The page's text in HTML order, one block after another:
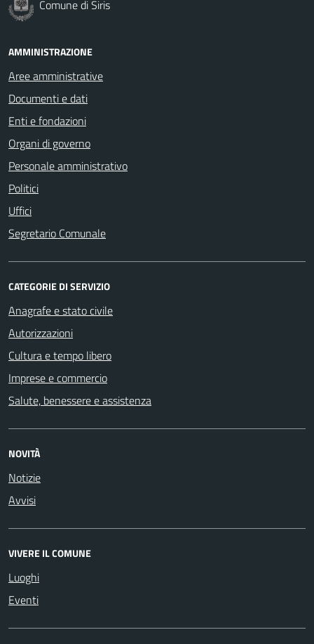
Comune di Siris
AMMINISTRAZIONE
Aree amministrative
Documenti e dati
Enti e fondazioni
Organi di governo
Personale amministrativo
Politici
Uffici
Segretario Comunale
CATEGORIE DI SERVIZIO
Anagrafe e stato civile
Autorizzazioni
Cultura e tempo libero
Imprese e commercio
Salute, benessere e assistenza
NOVITÀ
Notizie
Avvisi
VIVERE IL COMUNE
Luoghi
Eventi